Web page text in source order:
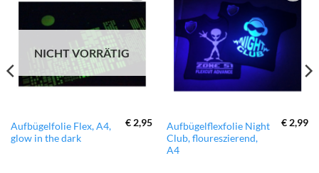
Wunschliste
hinzufügen
NICHT VORRÄTIG
Aufbügelfolie Flex, A4,
glow in the dark
€ 2,95
Wunschliste
hinzufügen
Aufbügelflexfolie Night
Club, floureszierend,
A4
€ 2,99